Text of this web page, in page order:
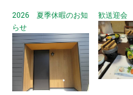
2026 夏季休暇のお知
らせ
歓送迎会